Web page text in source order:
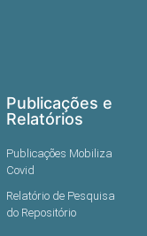
Publicações e
Relatórios
Publicações Mobiliza
Covid
Relatório de Pesquisa
do Repositório